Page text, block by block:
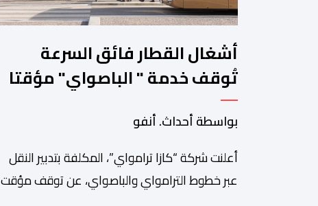
أشغال القطار فائق السرعة
تُوقف خدمة " الباصواي" مؤقتا
في محطتين بالبيضاء
بواسطة أحداث. أنفو
أعلنت شركة “كازا ترامواي”، المكلفة بتدبير النقل
عبر خطوط الترامواي والباصواي، عن توقف مؤقت